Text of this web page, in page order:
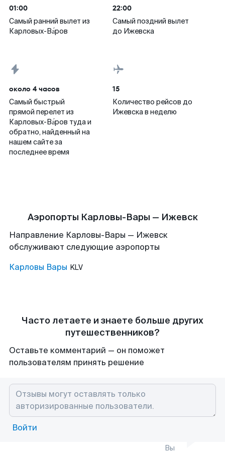
01:00
Самый ранний вылет из
Карловых-Ва́ров
22:00
Самый поздний вылет
до Ижевска
около 4 часов
Самый быстрый
прямой перелет из
Карловых-Ва́ров туда и
обратно, найденный на
нашем сайте за
последнее время
15
Количество рейсов до
Ижевска в неделю
Аэропорты Карловы-Вары — Ижевск
Направление Карловы-Вары — Ижевск
обслуживают следующие аэропорты
Карловы Вары KLV
Часто летаете и знаете больше других
путешественников?
Оставьте комментарий — он поможет
пользователям принять решение
Войти
Вы